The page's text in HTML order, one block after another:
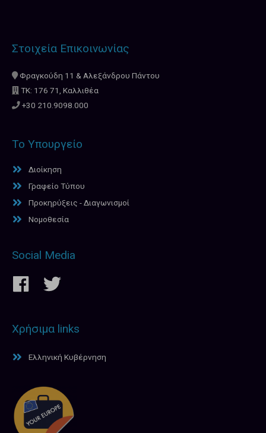
Στοιχεία Επικοινωνίας
Φραγκούδη 11 & Αλεξάνδρου Πάντου
ΤΚ: 176 71, Καλλιθέα
+30 210.9098.000
Το Υπουργείο
Διοίκηση
Γραφείο Τύπου
Προκηρύξεις - Διαγωνισμοί
Νομοθεσία
Social Media
Χρήσιμα links
Ελληνική Κυβέρνηση